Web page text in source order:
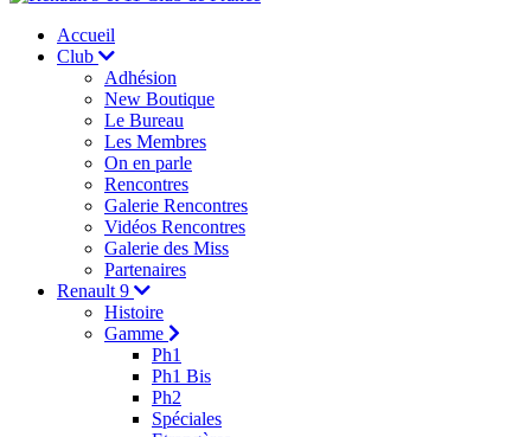
Accueil
Club
Adhésion
New Boutique
Le Bureau
Les Membres
On en parle
Rencontres
Galerie Rencontres
Vidéos Rencontres
Galerie des Miss
Partenaires
Renault 9
Histoire
Gamme
Ph1
Ph1 Bis
Ph2
Spéciales